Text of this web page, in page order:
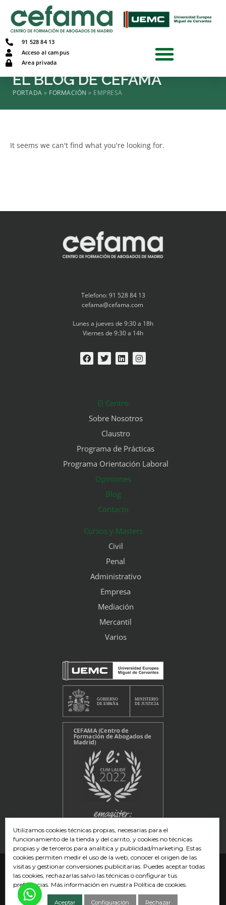
91 528 84 13
Acceso al campus
Area privada
EL BLOG DE CEFAMA
PORTADA » FORMACIÓN » EMPRESA
It seems we can't find what you're looking for.
Telefono: 91 528 84 13
cefama@cefama.com
Lunes a jueves de 9:30 a 18h
Viernes de 9:30 a 14h
El Centro
Sobre Nosotros
Claustro
Programa de Prácticas
Programa Orientación Laboral
Opiniones
Blog
Contacto
Cursos y Masters
Civil
Penal
Administrativo
Empresa
Mediación
Mercantil
Varios
Copyright © Cefama – Cursos y Másters para abogados
Utilizamos cookies técnicas propias, necesarias para el
funcionamiento de la tienda y del carrito, y cookies no técnicas
propias y de terceros para analítica y publicidad/marketing. Estas
cookies permiten medir el uso de la web, conocer el origen de las
visitas y gestionar conversiones publicitarias. Puedes aceptar todas
las cookies, rechazarlas salvo las técnicas o configurar tus
preferencias. Más información en nuestra Política de cookies.
Aceptar Configuración Rechazar